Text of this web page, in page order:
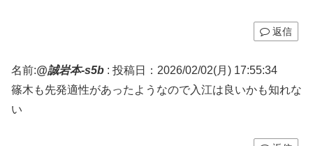
返信
名前:@誠岩本-s5b : 投稿日：2026/02/02(月) 17:55:34
篠木も先発適性があったようなので入江は良いかも知れな
い